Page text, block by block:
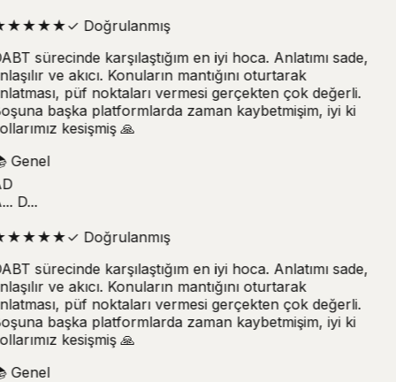
★★★★✓Doğrulanmış
sürecinde karşılaştığım en iyi hoca. Anlatımı sade,
ve akıcı. Konuların mantığını oturtarak
püf noktaları vermesi gerçekten çok değerli.
başka platformlarda zaman kaybetmişim, iyi ki
kesişmiş 🙏
Genel
D...
★★★★✓Doğrulanmış
sürecinde karşılaştığım en iyi hoca. Anlatımı sade,
ve akıcı. Konuların mantığını oturtarak
püf noktaları vermesi gerçekten çok değerli.
başka platformlarda zaman kaybetmişim, iyi ki
kesişmiş 🙏
Genel